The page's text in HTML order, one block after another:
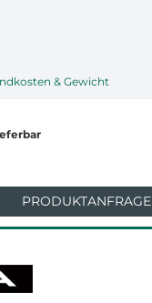
& Gewicht
PRODUKTANFRAGE